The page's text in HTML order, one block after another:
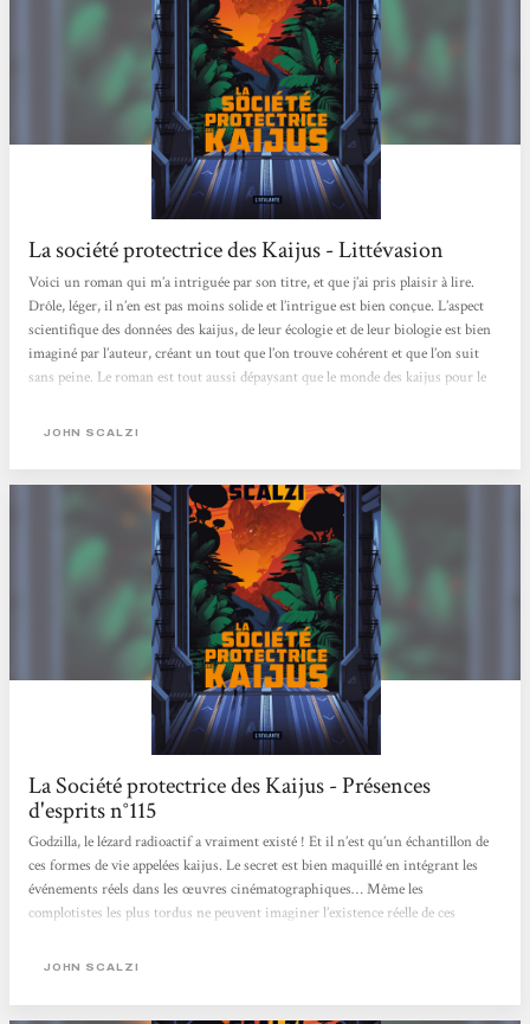
La société protectrice des Kaijus - Littévasion
Voici un roman qui m’a intriguée par son titre, et que j’ai pris plaisir à lire.
Drôle, léger, il n’en est pas moins solide et l’intrigue est bien conçue. L’aspect
scientifique des données des kaijus, de leur écologie et de leur biologie est bien
imaginé par l’auteur, créant un tout que l’on trouve cohérent et que l’on suit
sans peine. Le roman est tout aussi dépaysant que le monde des kaijus pour le
monstres à la littérature SF, en passant par le jeu...
JOHN SCALZI
La Société protectrice des Kaijus - Présences
d'esprits n°115
Godzilla, le lézard radioactif a vraiment existé ! Et il n’est qu’un échantillon de
ces formes de vie appelées kaijus. Le secret est bien maquillé en intégrant les
événements réels dans les œuvres cinématographiques… Même les
complotistes les plus tordus ne peuvent imaginer l’existence réelle de ces
protéger, il est nécessaire de les gérer et même de les soigner. C’est la raison
JOHN SCALZI